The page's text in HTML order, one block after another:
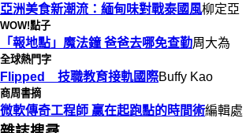
亞洲美食新潮流：緬甸味對戰泰國風柳定亞
WOW!點子
「報地點」魔法鐘 爸爸去哪免查勤周大為
全球熱門字
Flipped 技職教育接軌國際Buffy Kao
商周書摘
微軟傳奇工程師 贏在起跑點的時間術編輯處